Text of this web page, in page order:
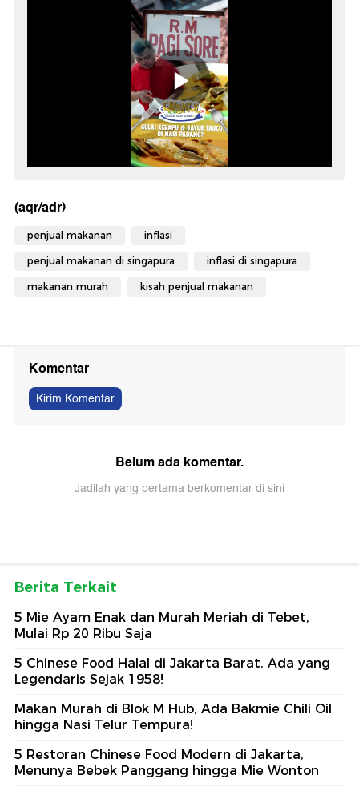
(aqr/adr)
penjual makanan inflasi
penjual makanan di singapura inflasi di singapura
makanan murah kisah penjual makanan
Komentar
Kirim Komentar
Belum ada komentar.
Jadilah yang pertama berkomentar di sini
Berita Terkait
5 Mie Ayam Enak dan Murah Meriah di Tebet,
Mulai Rp 20 Ribu Saja
5 Chinese Food Halal di Jakarta Barat, Ada yang
Legendaris Sejak 1958!
Makan Murah di Blok M Hub, Ada Bakmie Chili Oil
hingga Nasi Telur Tempura!
5 Restoran Chinese Food Modern di Jakarta,
Menunya Bebek Panggang hingga Mie Wonton